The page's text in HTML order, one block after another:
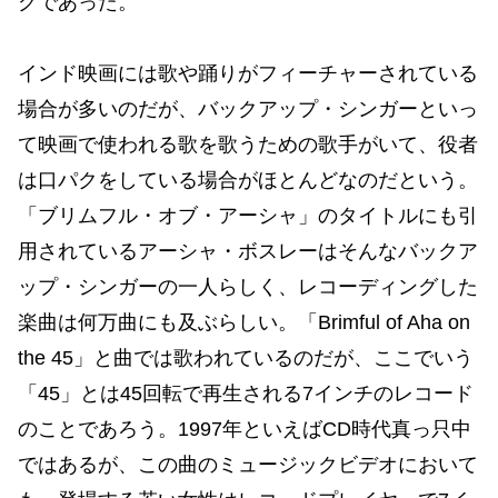
インド映画には歌や踊りがフィーチャーされている
場合が多いのだが、バックアップ・シンガーといっ
て映画で使われる歌を歌うための歌手がいて、役者
は口パクをしている場合がほとんどなのだという。
「ブリムフル・オブ・アーシャ」のタイトルにも引
用されているアーシャ・ボスレーはそんなバックア
ップ・シンガーの一人らしく、レコーディングした
楽曲は何万曲にも及ぶらしい。「Brimful of Aha on
the 45」と曲では歌われているのだが、ここでいう
「45」とは45回転で再生される7インチのレコード
のことであろう。1997年といえばCD時代真っ只中
ではあるが、この曲のミュージックビデオにおいて